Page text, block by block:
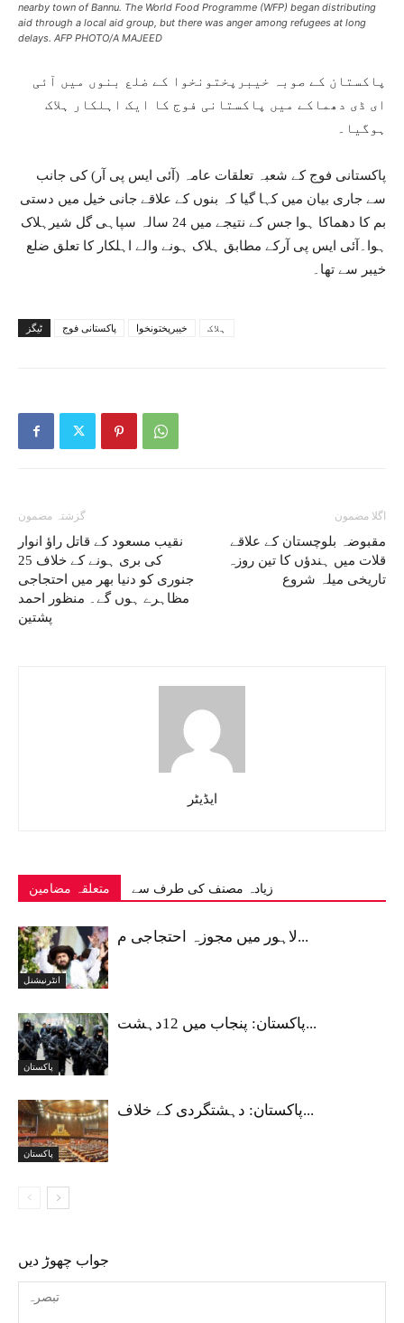
nearby town of Bannu. The World Food Programme (WFP) began distributing
aid through a local aid group, but there was anger among refugees at long
delays. AFP PHOTO/A MAJEED
پاکستان کے صوبہ خیبرپختونخوا کے ضلع بنوں میں آئی
ای ڈی دھماکے میں پاکستانی فوج کا ایک اہلکار ہلاک
ہوگیا۔
پاکستانی فوج کے شعبہ تعلقات عامہ (آئی ایس پی آر) کی جانب
سے جاری بیان میں کہا گیا کہ بنوں کے علاقے جانی خیل میں دستی
بم کا دھماکا ہوا جس کے نتیجے میں 24 سالہ سپاہی گل شیرہلاک
ہوا۔آئی ایس پی آرکے مطابق ہلاک ہونے والے اہلکار کا تعلق ضلع
خیبر سے تھا۔
ٹیگز پاکستانی فوج خیبرپختونخوا ہلاک
گزشتہ مضمون
نقیب مسعود کے قاتل راؤ انوار
کی بری ہونے کے خلاف 25
جنوری کو دنیا بھر میں احتجاجی
مظاہرے ہوں گے۔ منظور احمد
پشتین
اگلا مضمون
مقبوضہ بلوچستان کے علاقے
قلات میں ہندؤں کا تین روزہ
تاریخی میلہ شروع
ایڈیٹر
متعلقہ مضامین زیادہ مصنف کی طرف سے
انٹرنیشنل
لاہور میں مجوزہ احتجاجی م...
پاکستان
پاکستان: پنجاب میں 12دہشت...
پاکستان
پاکستان: دہشتگردی کے خلاف...
جواب چھوڑ دیں